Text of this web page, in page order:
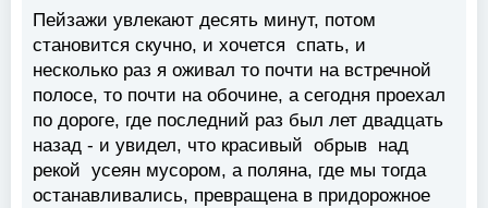
Пейзажи увлекают десять минут, потом
становится скучно, и хочется спать, и
несколько раз я оживал то почти на встречной
полосе, то почти на обочине, а сегодня проехал
по дороге, где последний раз был лет двадцать
назад - и увидел, что красивый обрыв над
рекой усеян мусором, а поляна, где мы тогда
останавливались, превращена в придорожное